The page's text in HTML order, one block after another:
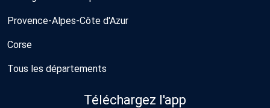
Provence-Alpes-Côte d'Azur
Corse
Tous les départements
Téléchargez l'app